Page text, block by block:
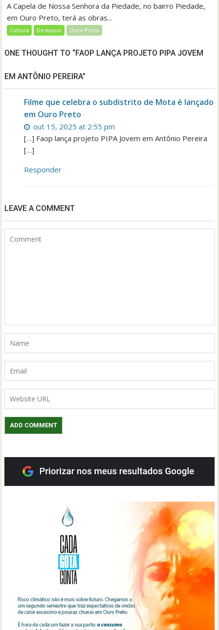
A Capela de Nossa Senhora da Piedade, no bairro Piedade,
em Ouro Preto, terá as obras...
Cultura Destaque Ouro Preto
ONE THOUGHT TO “FAOP LANÇA PROJETO PIPA JOVEM
EM ANTÔNIO PEREIRA”
Filme que celebra o subdistrito de Mota é lançado
em Ouro Preto
out 15, 2025 at 2:55 pm
[…] Faop lança projeto PIPA Jovem em Antônio Pereira
[…]
Responder
LEAVE A COMMENT